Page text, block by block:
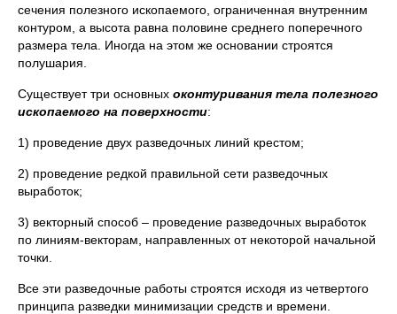
сечения полезного ископаемого, ограниченная внутренним
контуром, а высота равна половине среднего поперечного
размера тела. Иногда на этом же основании строятся
полушария.
Существует три основных оконтуривания тела полезного
ископаемого на поверхности:
1) проведение двух разведочных линий крестом;
2) проведение редкой правильной сети разведочных
выработок;
3) векторный способ – проведение разведочных выработок
по линиям-векторам, направленных от некоторой начальной
точки.
Все эти разведочные работы строятся исходя из четвертого
принципа разведки минимизации средств и времени.